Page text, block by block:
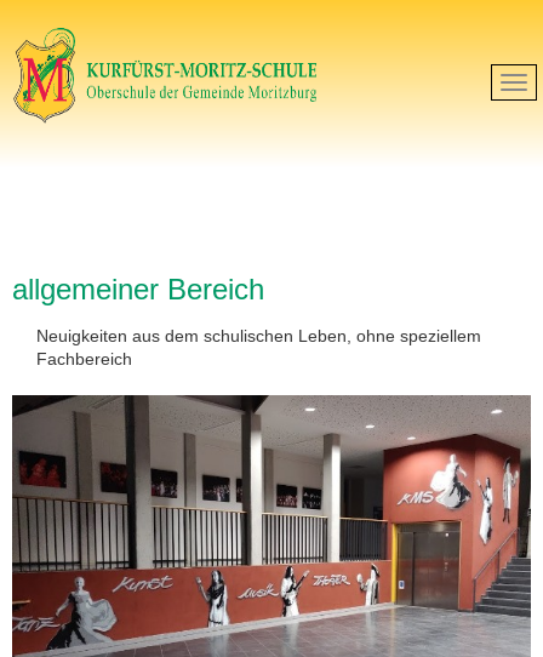
allgemeiner Bereich
Neuigkeiten aus dem schulischen Leben, ohne speziellem
Fachbereich